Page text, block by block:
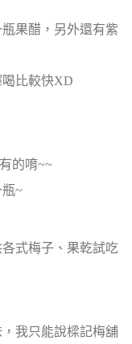
果醋，另外還有紫
比較快XD
的唷~~
~
式梅子、果乾試吃
我只能說樑記梅舖